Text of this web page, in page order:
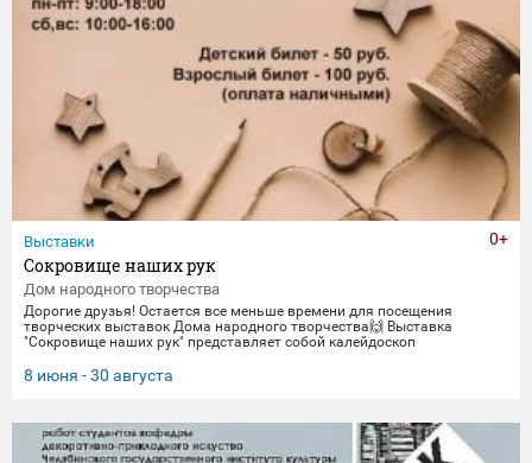
Выставки
Сокровище наших рук
Дом народного творчества
Дорогие друзья! Остается все меньше времени для посещения
творческих выставок Дома народного творчества🙌 Выставка
"Сокровище наших рук" представляет собой калейдоскоп
выполнены мастерами и профессионалами своего дела -
сотрудниками Дома народного творчества. Посетить выставку
8 июня - 30 августа
0+